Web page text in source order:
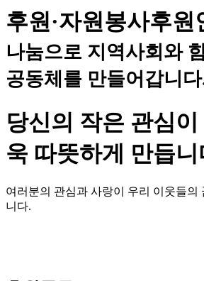
후원·자원봉사후원
나눔으로 지역사회와
공동체를 만들어갑니
당신의 작은 관심
욱 따뜻하게 만듭니
여러분의 관심과 사랑이 우리 이웃들의
니다.